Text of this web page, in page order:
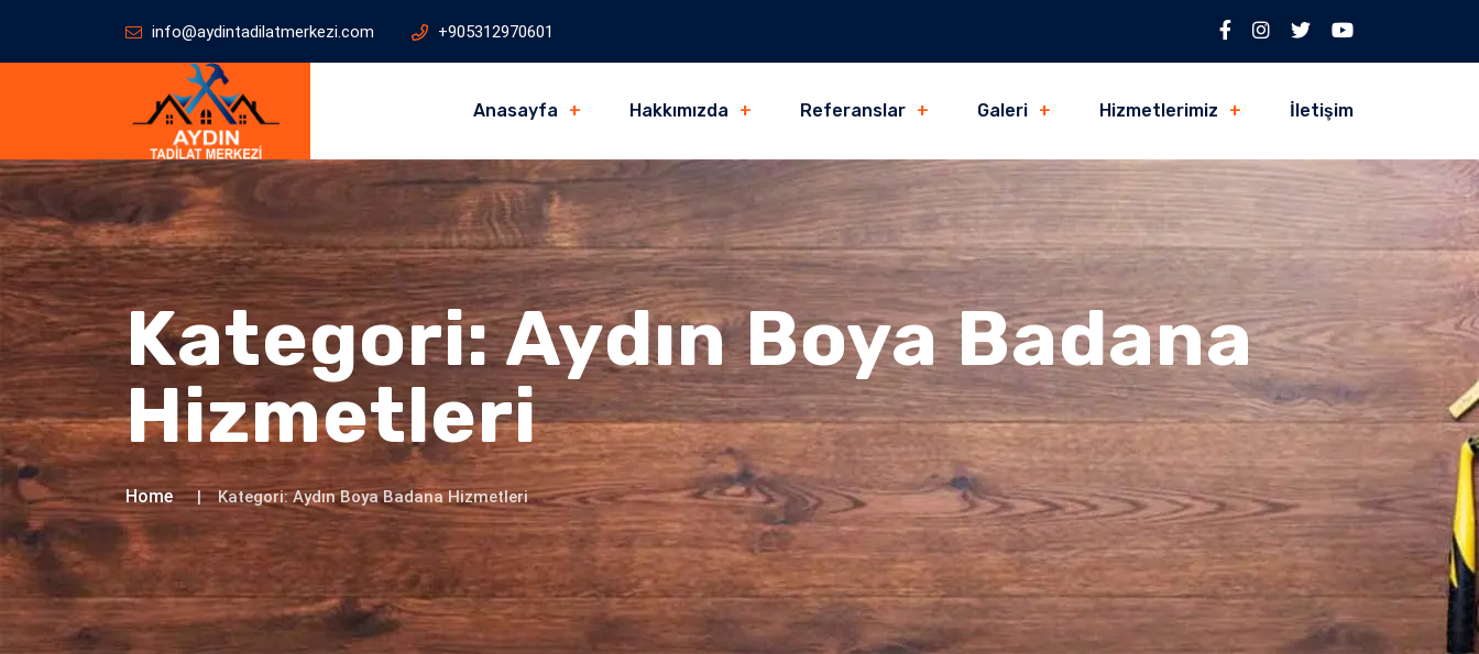
info@aydintadilatmerkezi.com +905312970601
Anasayfa Hakkımızda Referanslar Galeri Hizmetlerimiz İletişim
Kategori:Aydın Boya Badana
Hizmetleri
Home Kategori:Aydın Boya Badana Hizmetleri